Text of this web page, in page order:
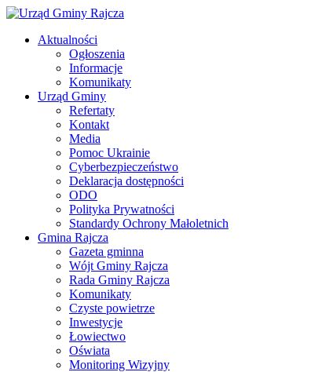
Aktualności
Ogłoszenia
Informacje
Komunikaty
Urząd Gminy
Refertaty
Kontakt
Media
Pomoc Ukrainie
Cyberbezpieczeństwo
Deklaracja dostępności
ODO
Polityka Prywatności
Standardy Ochrony Małoletnich
Gmina Rajcza
Gazeta gminna
Wójt Gminy Rajcza
Rada Gminy Rajcza
Komunikaty
Czyste powietrze
Inwestycje
Łowiectwo
Oświata
Monitoring Wizyjny